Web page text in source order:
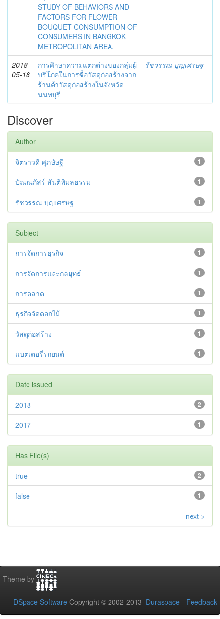
STUDY OF BEHAVIORS AND
FACTORS FOR FLOWER
BOUQUET CONSUMPTION OF
CONSUMERS IN BANGKOK
METROPOLITAN AREA.
2018-
05-18
การศึกษาความแตกต่างของกลุ่มผู้
บริโภคในการซื้อวัสดุก่อสร้างจาก
ร้านค้าวัสดุก่อสร้างในจังหวัด
นนทบุรี
รัชวรรณ บุญเศรษฐ
Discover
Author
1
จิตราวดี ศุภษัษฐี
1
ปัณณภัสร์ สันติพิมลธรรม
1
รัชวรรณ บุญเศรษฐ
Subject
1
การจัดการธุรกิจ
1
การจัดการและกลยุทธ์
1
การตลาด
1
ธุรกิจจัดดอกไม้
1
วัสดุก่อสร้าง
1
แบตเตอรี่รถยนต์
Date issued
2
2018
1
2017
Has File(s)
2
true
1
false
next >
Theme by
DSpace Software Copyright © 2002-2013 Duraspace - Feedback